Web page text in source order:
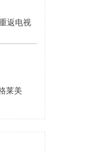
返电视
莱美